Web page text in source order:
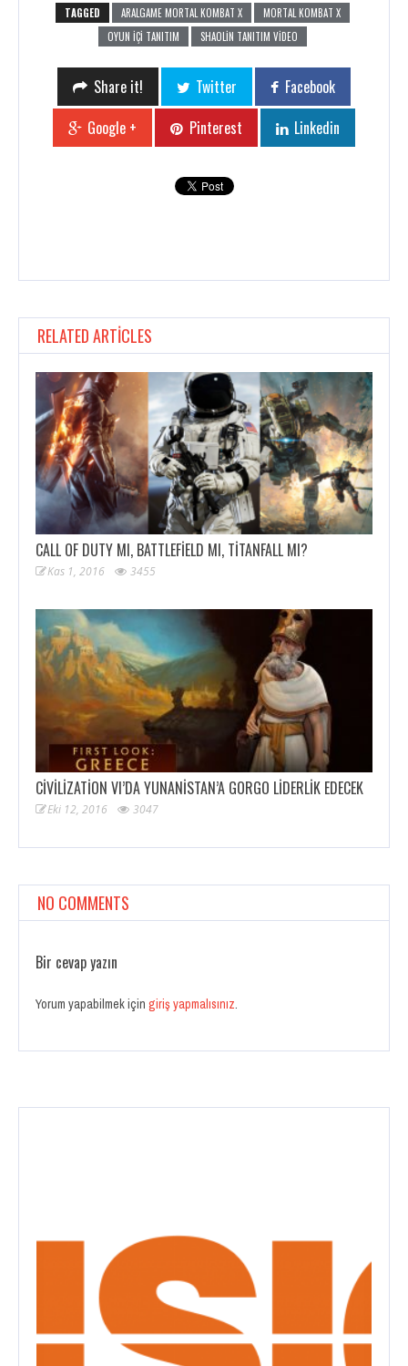
TAGGED ARALGAME MORTAL KOMBAT X
MORTAL KOMBAT X
OYUN IÇI TANITIM
SHAOLIN TANITIM VIDEO
Share it! Twitter
Facebook
Google +
Pinterest Linkedin
RELATED ARTICLES
CALL OF DUTY MI, BATTLEFIELD MI, TITANFALL MI?
Kas 1, 2016 3455
CIVILIZATION VI’DA YUNANISTAN’A GORGO LIDERLIK EDECEK
Eki 12, 2016 3047
NO COMMENTS
Bir cevap yazın
Yorum yapabilmek için giriş yapmalısınız.